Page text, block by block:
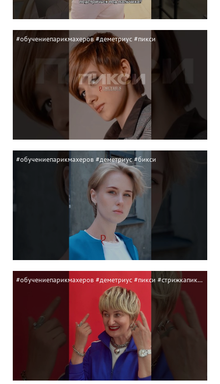
#обучениепарикмахеров #деметриус #пикси
#обучениепарикмахеров #деметриус #бикси
#обучениепарикмахеров #деметриус #пикси #стрижкапикси